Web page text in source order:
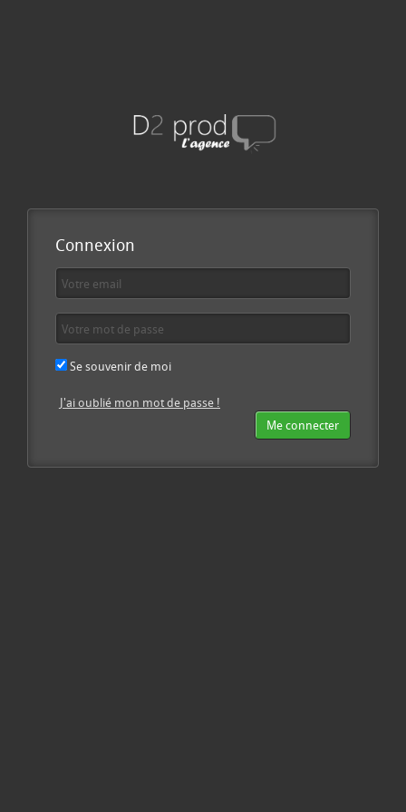
Connexion
Se souvenir de moi
J'ai oublié mon mot de passe !